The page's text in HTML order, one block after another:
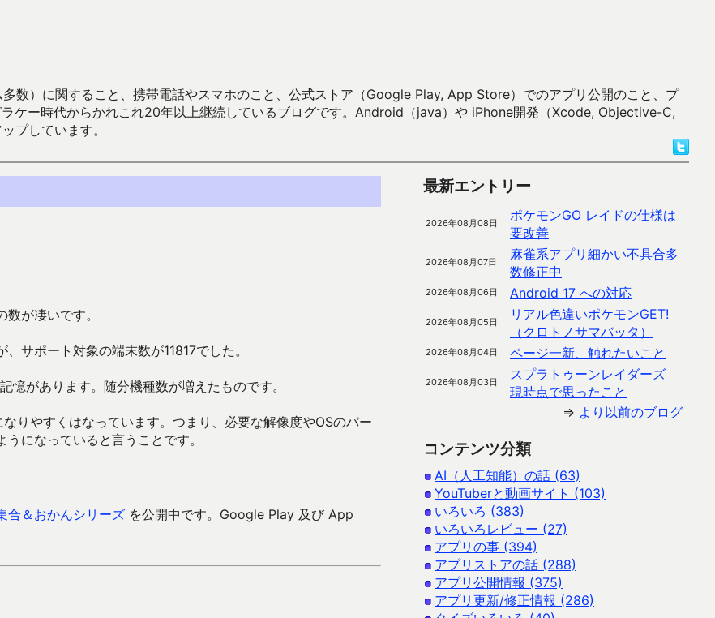
数）に関すること、携帯電話やスマホのこと、公式ストア（Google Play, App Store）でのアプリ公開のこと、プ
ケー時代からかれこれ20年以上継続しているブログです。Android（java）や iPhone開発（Xcode, Objective-C,
プしています。
が凄いです。
サポート対象の端末数が11817でした。
があります。随分機種数が増えたものです。
りやすくはなっています。つまり、必要な解像度やOSのバー
になっていると言うことです。
合＆おかんシリーズ を公開中です。Google Play 及び App
最新エントリー
2026年08月08日
ポケモンGO レイドの仕様は
要改善
2026年08月07日
麻雀系アプリ細かい不具合多
数修正中
2026年08月06日 Android 17 への対応
2026年08月05日
リアル色違いポケモンGET!
（クロトノサマバッタ）
2026年08月04日 ページ一新、触れたいこと
2026年08月03日
スプラトゥーンレイダーズ
現時点で思ったこと
⇒ より以前のブログ
コンテンツ分類
AI（人工知能）の話 (63)
YouTuberと動画サイト (103)
いろいろ (383)
いろいろレビュー (27)
アプリの事 (394)
アプリストアの話 (288)
アプリ公開情報 (375)
アプリ更新/修正情報 (286)